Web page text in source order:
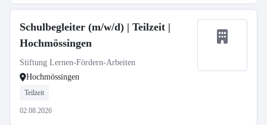
Schulbegleiter (m/w/d) | Teilzeit |
Hochmössingen
Stiftung Lernen-Fördern-Arbeiten
Hochmössingen
Teilzeit
02.08.2026